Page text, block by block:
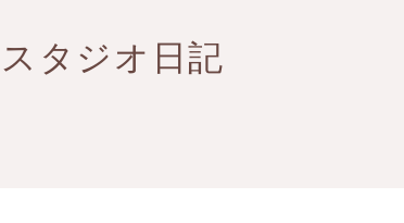
スタジオ日記